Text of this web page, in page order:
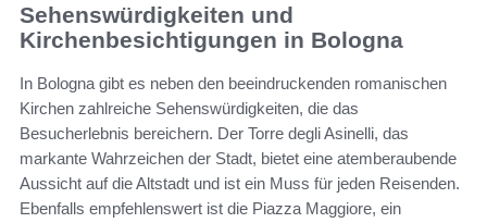
Sehenswürdigkeiten und
Kirchenbesichtigungen in Bologna
In Bologna gibt es neben den beeindruckenden romanischen
Kirchen zahlreiche Sehenswürdigkeiten, die das
Besucherlebnis bereichern. Der Torre degli Asinelli, das
markante Wahrzeichen der Stadt, bietet eine atemberaubende
Aussicht auf die Altstadt und ist ein Muss für jeden Reisenden.
Ebenfalls empfehlenswert ist die Piazza Maggiore, ein